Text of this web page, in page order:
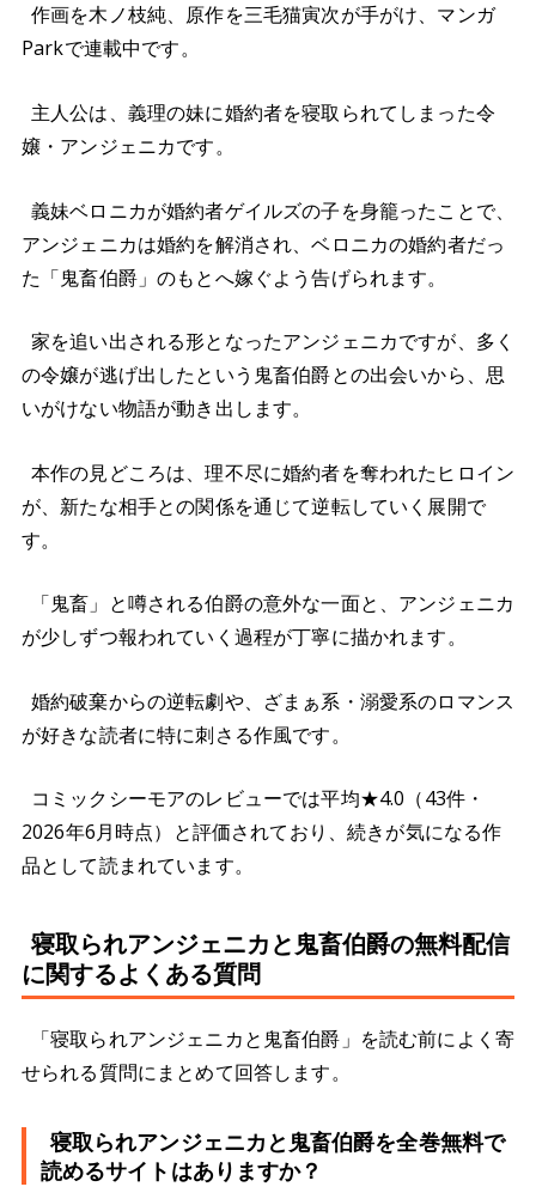
作画を木ノ枝純、原作を三毛猫寅次が手がけ、マンガ
Parkで連載中です。
主人公は、義理の妹に婚約者を寝取られてしまった令
嬢・アンジェニカです。
義妹ベロニカが婚約者ゲイルズの子を身籠ったことで、
アンジェニカは婚約を解消され、ベロニカの婚約者だっ
た「鬼畜伯爵」のもとへ嫁ぐよう告げられます。
家を追い出される形となったアンジェニカですが、多く
の令嬢が逃げ出したという鬼畜伯爵との出会いから、思
いがけない物語が動き出します。
本作の見どころは、理不尽に婚約者を奪われたヒロイン
が、新たな相手との関係を通じて逆転していく展開で
す。
「鬼畜」と噂される伯爵の意外な一面と、アンジェニカ
が少しずつ報われていく過程が丁寧に描かれます。
婚約破棄からの逆転劇や、ざまぁ系・溺愛系のロマンス
が好きな読者に特に刺さる作風です。
コミックシーモアのレビューでは平均★4.0（43件・
2026年6月時点）と評価されており、続きが気になる作
品として読まれています。
寝取られアンジェニカと鬼畜伯爵の無料配信
に関するよくある質問
「寝取られアンジェニカと鬼畜伯爵」を読む前によく寄
せられる質問にまとめて回答します。
寝取られアンジェニカと鬼畜伯爵を全巻無料で
読めるサイトはありますか？